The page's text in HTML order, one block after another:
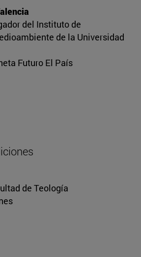
del Instituto de
de la Universidad
Futuro El País
de Teología